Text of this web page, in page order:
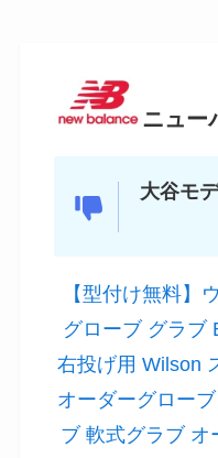
ニュー
大谷モ
【型付け無料】
グローブ グラブ
右投げ用 Wilson
オーダーグロー
ブ 軟式グラブ オ